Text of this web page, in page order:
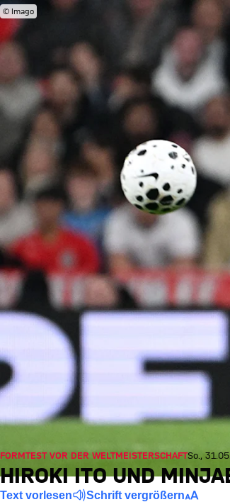
© Imago
FORMTEST VOR DER WELTMEISTERSCHAFTSo.,
HIROKI ITO UND
Text vorlesen Schrift vergrößern